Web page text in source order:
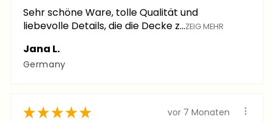
Sehr schöne Ware, tolle Qualität und
liebevolle Details, die die Decke z...ZEIG MEHR
Jana L.
Germany
★★★★★ vor 7 Monaten